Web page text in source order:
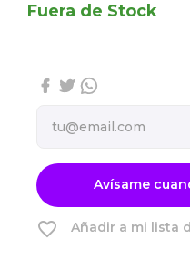
Fuera de Stock
Avísame
favorite_border Añadir a mi lista